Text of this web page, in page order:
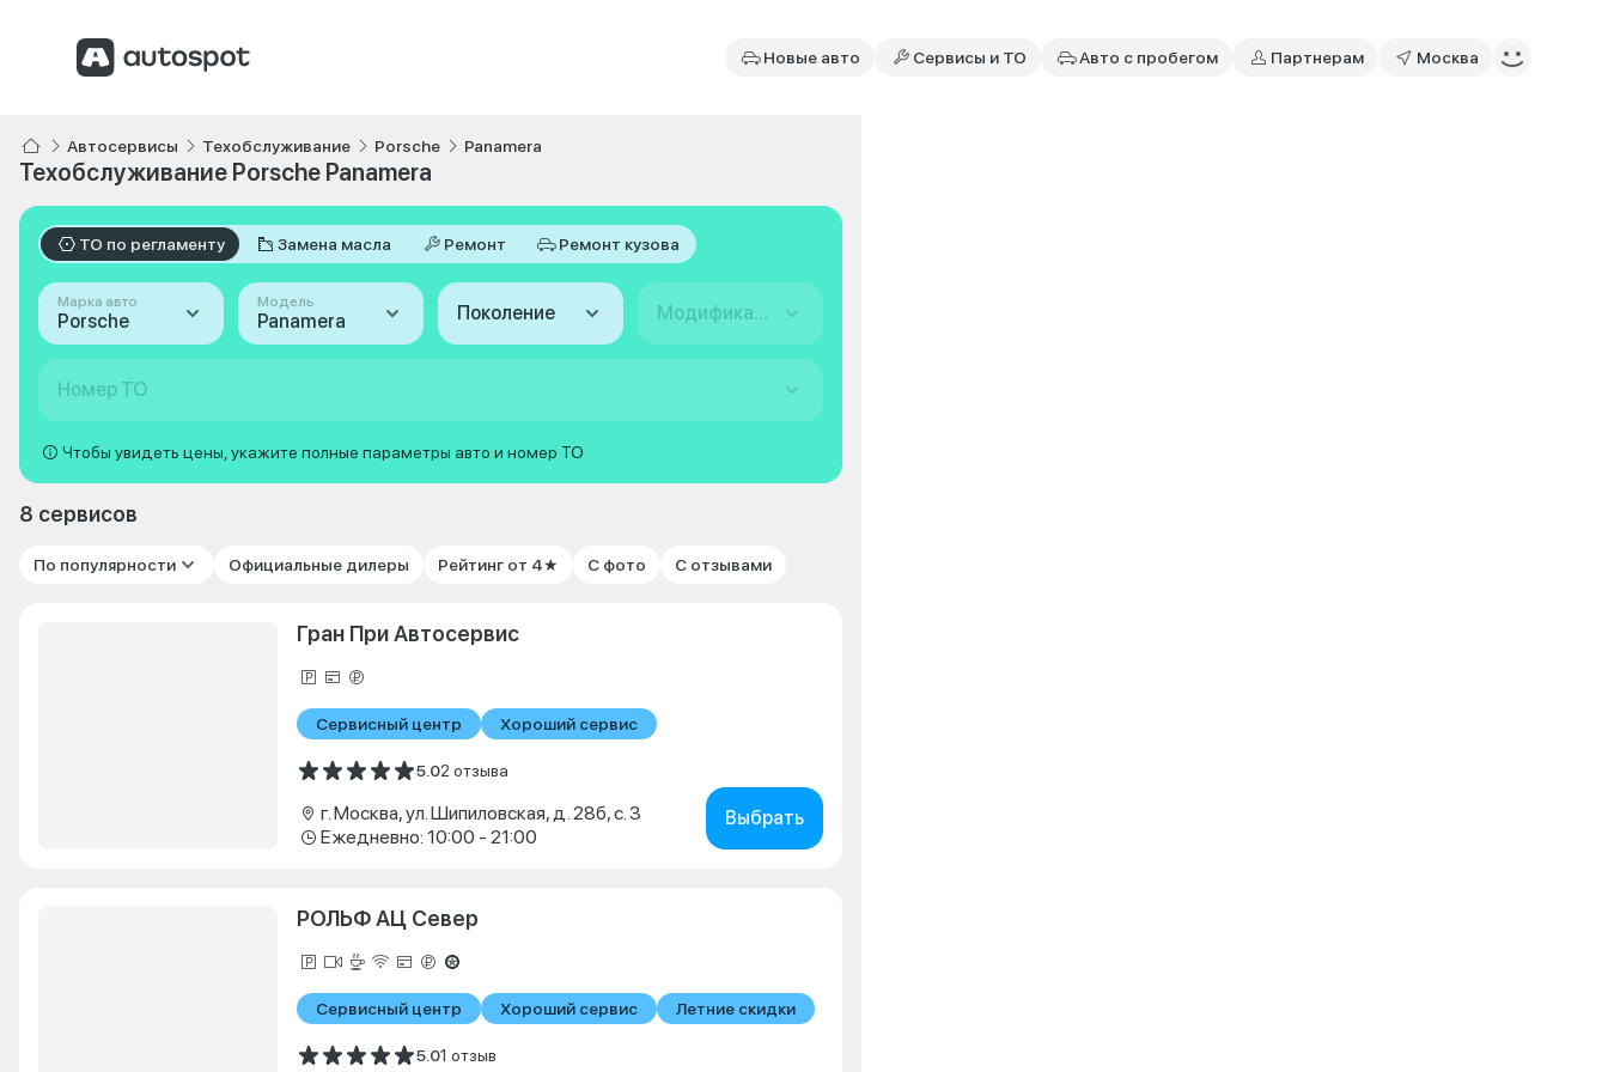
Новые авто Сервисы и ТО Авто с пробегом Партнерам Москва
Автосервисы Техобслуживание Porsche Panamera
Техобслуживание Porsche Panamera
ТО по регламенту Замена масла Ремонт Ремонт кузова
Марка авто
Porsche
Модель
Panamera Поколение Модификация
Номер ТО
Чтобы увидеть цены, укажите полные параметры авто и номер ТО
8 сервисов
По популярности Официальные дилеры Рейтинг от 4★ С фото С отзывами
Гран При Автосервис
Сервисный центр Хороший сервис
5.02 отзыва
г. Москва, ул. Шипиловская, д. 28б, с. 3
Ежедневно: 10:00 - 21:00
Выбрать
РОЛЬФ АЦ Север
Сервисный центр Хороший сервис Летние скидки
5.01 отзыв